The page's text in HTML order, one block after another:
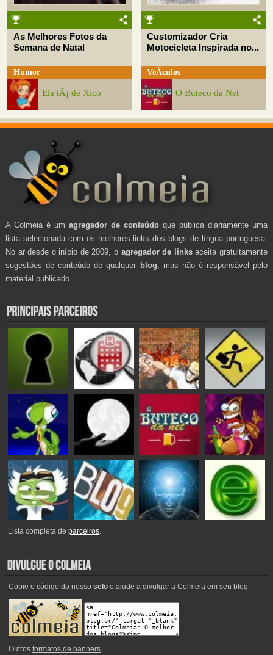
As Melhores Fotos da
Semana de Natal
Humor
Ela tÃ¡ de Xico
Customizador Cria
Motocicleta Inspirada no...
VeÃ­culos
O Buteco da Net
A Colmeia é um agregador de conteúdo que publica diariamente uma
lista selecionada com os melhores links dos blogs de língua portuguesa.
No ar desde o início de 2009, o agregador de linksaceita gratuitamente
sugestões de conteúdo de qualquer blog , mas não é responsável pelo
material publicado.
Lista completa deparceiros.
Copie o código do nosso seloe ajude a divulgar a Colmeia em seu blog.
Outros formatos de banners.